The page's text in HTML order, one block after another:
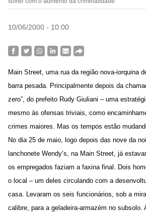
10/06/2000 - 10:00
Main Street, uma rua da região nova-iorquina
barra pesada. Principalmente depois da
zero”, do prefeito Rudy Giuliani – uma
mesmo às ofensas triviais, como
crimes maiores. Mas os tempos estão
No dia 25 de maio, logo depois das nove da
lanchonete Wendy’s, na Main Street, já
os empregados faziam a faxina final. Dois
o local – um deles circulando com a
casa. Levaram os seis funcionários, sob a
calibre, para a geladeira-armazém no subsolo.